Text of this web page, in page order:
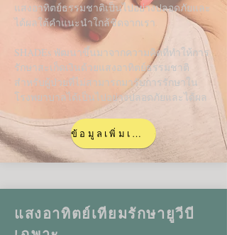
แสงอาทิตย์ธรรมชาติเป็นไปอย่างปลอดภัยและ
ได้ผลใต้คำแนะนำใกล้ชิดจากเรา
SHADEs พัฒนาขึ้นมาจากความคิดที่ทำให้การ
รักษาสะเก็ดเงินด้วยแสงอาทิตย์ธรรมชาติ
สำหรับผู้ป่วยที่ไม่สามารถมารับการรักษาใน
โรงพยาบาลได้เป็นไปอย่างปลอดภัยและได้ผล
ข้อมูลเพิ่มเติมเร็ว ๆ นี้
แสงอาทิตย์เทียมรักษายูวีบี